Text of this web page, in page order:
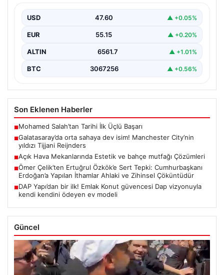
USD 47.60 ▲ +0.05%
EUR 55.15 ▲ +0.20%
ALTIN 6561.7 ▲ +1.01%
BTC 3067256 ▲ +0.56%
Son Eklenen Haberler
■Mohamed Salah’tan Tarihi İlk Üçlü Başarı
■Galatasaray’da orta sahaya dev isim! Manchester City’nin
yıldızı Tijjani Reijnders
■Açık Hava Mekanlarında Estetik ve bahçe mutfağı Çözümleri
■Ömer Çelik’ten Ertuğrul Özkök’e Sert Tepki: Cumhurbaşkanı
Erdoğan’a Yapılan İthamlar Ahlaki ve Zihinsel Çöküntüdür
■DAP Yapı’dan bir ilk! Emlak Konut güvencesi Dap vizyonuyla
kendi kendini ödeyen ev modeli
Güncel